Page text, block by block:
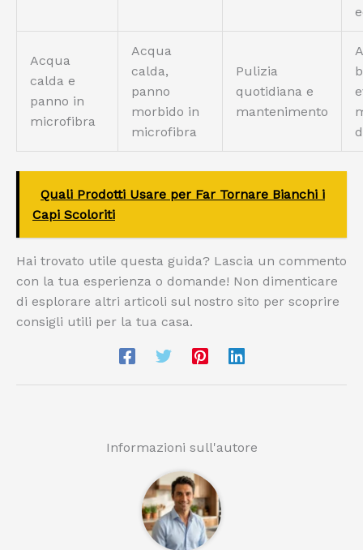
Acqua
calda e
panno in
microfibra
Acqua
calda,
panno
morbido in
microfibra
Pulizia
quotidiana e
mantenimento
Quali Prodotti Usare per Far Tornare Bianchi i
Capi Scoloriti
Hai trovato utile questa guida? Lascia un commento
con la tua esperienza o domande! Non dimenticare
di esplorare altri articoli sul nostro sito per scoprire
consigli utili per la tua casa.
Informazioni sull'autore